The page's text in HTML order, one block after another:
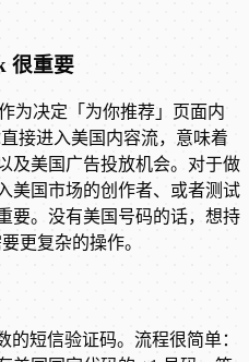
很重要
为决定「为你推荐」页面内
接进入美国内容流，意味着
及美国广告投放机会。对于做
美国市场的创作者、或者测试
要。没有美国号码的话，想持
更复杂的操作。
的短信验证码。流程很简单：